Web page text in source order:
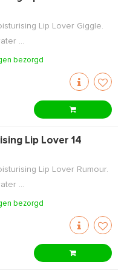
Lip Lover Giggle.
...
bezorgd
Lip Lover 14
Lip Lover Rumour.
...
bezorgd